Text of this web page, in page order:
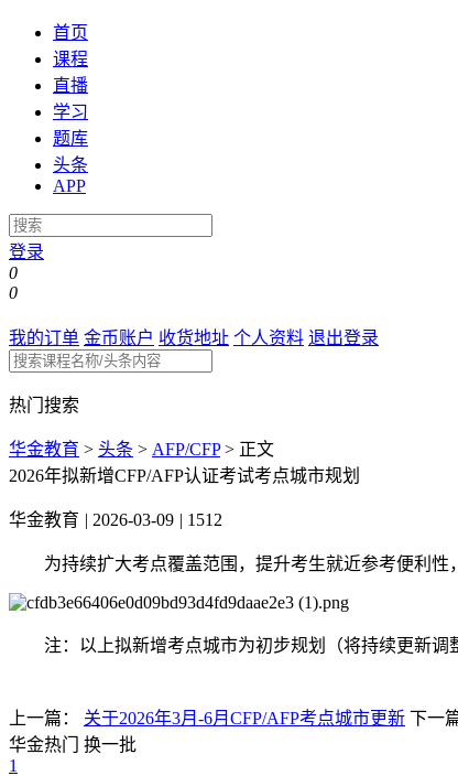
首页
课程
直播
学习
题库
头条
APP
登录
0
0
我的订单 金币账户 收货地址 个人资料 退出登录
热门搜索
华金教育 > 头条 > AFP/CFP> 正文
2026年拟新增CFP/AFP认证考试考点城市规划
华金教育 | 2026-03-09 | 1512
为持续扩大考点覆盖范围，提升考生就近参考便利性
注： 以上拟新增考点城市为初步规划（将持续更新
上一篇： 关于2026年3月-6月CFP/AFP考点城市更新 下一
华金热门
换一批
1